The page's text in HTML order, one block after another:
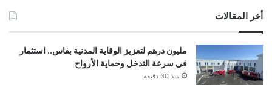
أخر المقالات
مليون درهم لتعزيز الوقاية المدنية بفاس.. استثمار
في سرعة التدخل وحماية الأرواح
منذ 30 دقيقة